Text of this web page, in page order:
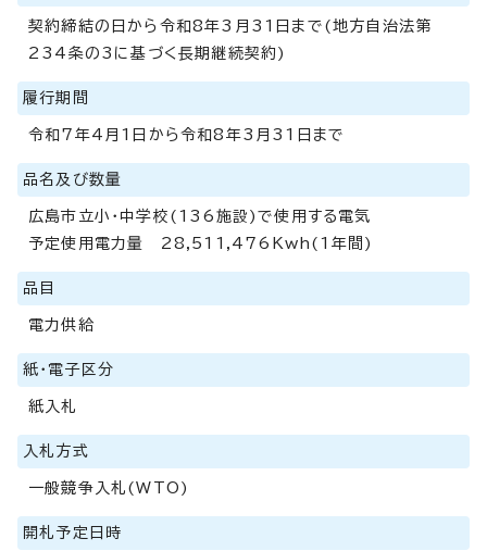
契約締結の日から令和8年3月31日まで(地方自治法第
234条の3に基づく長期継続契約)
履行期間
令和7年4月1日から令和8年3月31日まで
品名及び数量
広島市立小・中学校(136施設)で使用する電気
予定使用電力量 28,511,476Kwh(1年間)
品目
電力供給
紙・電子区分
紙入札
入札方式
一般競争入札(WTO)
開札予定日時